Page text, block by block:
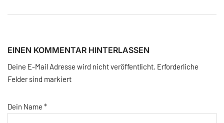
EINEN KOMMENTAR HINTERLASSEN
Deine E-Mail Adresse wird nicht veröffentlicht. Erforderliche
Felder sind markiert
Dein Name *